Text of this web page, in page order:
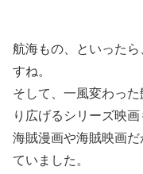
航海もの、といった
すね。
そして、一風変わった
り広げるシリーズ映画
海賊漫画や海賊映画だ
ていました。